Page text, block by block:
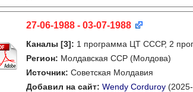
27-06-1988 - 03-07-1988
Каналы [3]: 1 программа ЦТ СССР, 2
Регион: Молдавская ССР (Молдова)
Источник: Советская Молдавия
Добавил на сайт: Wendy Corduroy